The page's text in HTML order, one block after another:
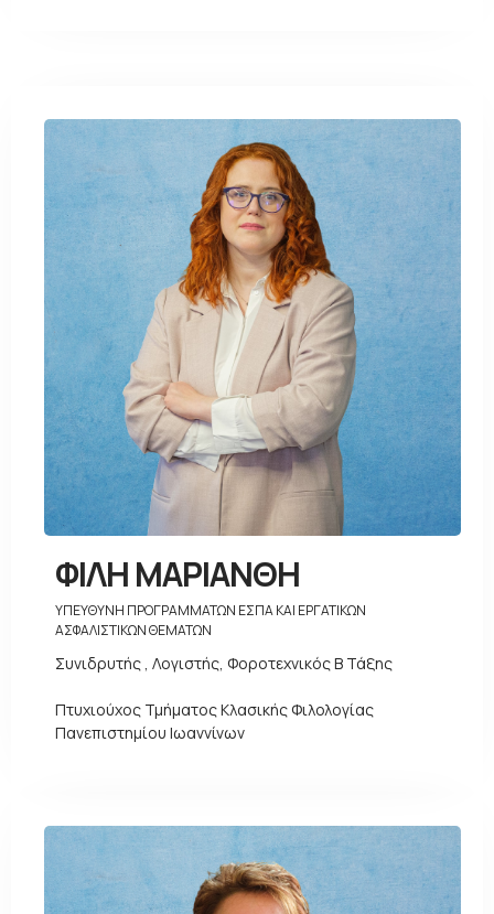
ΦΙΛΗ ΜΑΡΙΑΝΘΗ
ΥΠΕΥΘΥΝΗ ΠΡΟΓΡΑΜΜΑΤΩΝ ΕΣΠΑ ΚΑΙ ΕΡΓΑΤΙΚΩΝ
ΑΣΦΑΛΙΣΤΙΚΩΝ ΘΕΜΑΤΩΝ
Συνιδρυτής , Λογιστής, Φοροτεχνικός Β Τάξης
Πτυχιούχος Τμήματος Κλασικής Φιλολογίας
Πανεπιστημίου Ιωαννίνων